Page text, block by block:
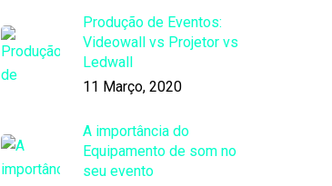
Produção de Eventos:
Videowall vs Projetor vs
Ledwall
11 Março, 2020
A importância do
Equipamento de som no
seu evento